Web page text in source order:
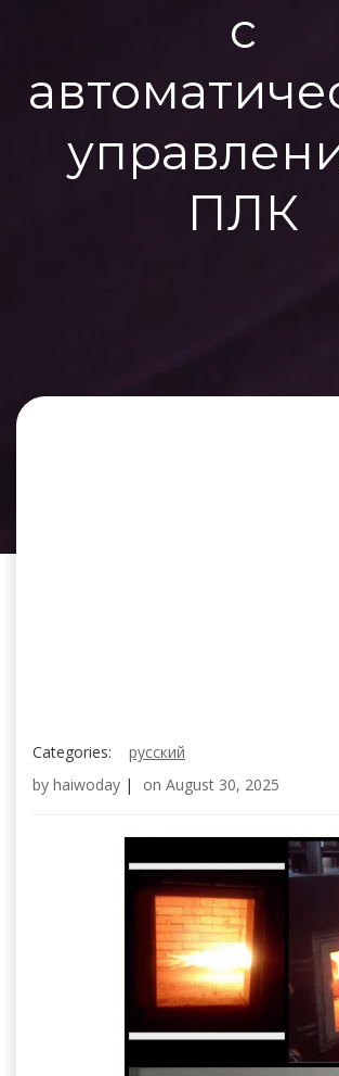
с
ПЛК
Categories:
русский
by haiwoday | on August 30, 2025